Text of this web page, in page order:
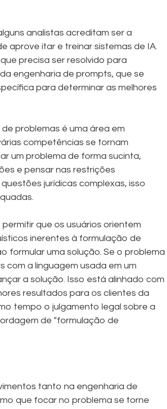
analistas acreditam ser a
aprove itar e treinar sistemas de IA.
precisa ser resolvido para
engenharia de prompts, que se
para determinar as melhores
problemas é uma área em
competências se tornam
um problema de forma sucinta,
e pensar nas restrições
jurídicas complexas, isso
que os usuários orientem
inerentes à formulação de
formular uma solução. Se o problema
com a linguagem usada em um
a solução. Isso está alinhado com
resultados para os clientes da
tempo o julgamento legal sobre a
de "formulação de
tanto na engenharia de
que focar no problema se torne